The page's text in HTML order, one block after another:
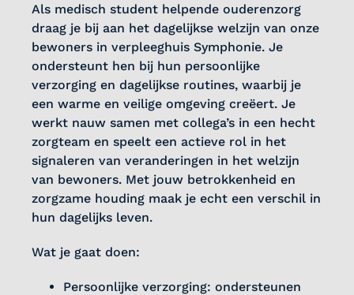
Als medisch student helpende ouderenzorg
draag je bij aan het dagelijkse welzijn van onze
bewoners in verpleeghuis Symphonie. Je
ondersteunt hen bij hun persoonlijke
verzorging en dagelijkse routines, waarbij je
een warme en veilige omgeving creëert. Je
werkt nauw samen met collega’s in een hecht
zorgteam en speelt een actieve rol in het
signaleren van veranderingen in het welzijn
van bewoners. Met jouw betrokkenheid en
zorgzame houding maak je echt een verschil in
hun dagelijks leven.
Wat je gaat doen:
Persoonlijke verzorging: ondersteunen